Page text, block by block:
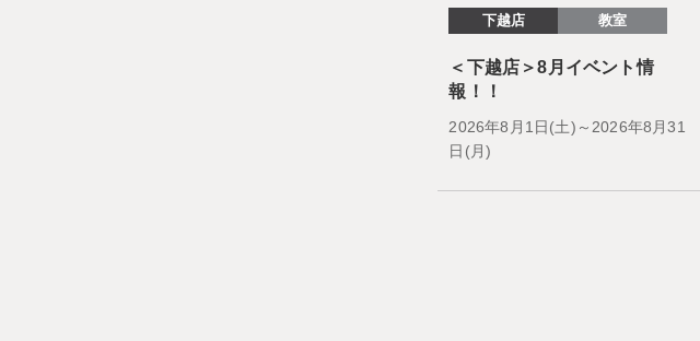
下越店 教室
＜下越店＞8月イベント情
報！！
2026年8月1日(土)～2026年8月31
日(月)